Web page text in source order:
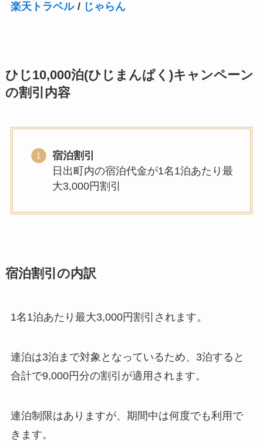
楽天トラベル/ じゃらん
ひじ10,000泊(ひじまんぱく)キャンペーン
の割引内容
宿泊割引
日出町内の宿泊代金が1名1泊あたり最
大3,000円割引
宿泊割引の内訳
1名1泊あたり最大3,000円割引されます。
連泊は3泊まで対象となっているため、3泊すると
合計で9,000円分の割引が適用されます。
連泊制限はありますが、期間中は何度でも利用で
きます。